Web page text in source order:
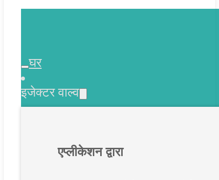
घर
इजेक्टर वाल्व
एप्लीकेशन द्वारा